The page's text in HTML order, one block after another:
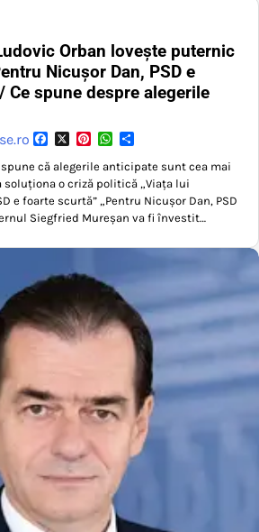
Orban lovește puternic
Nicușor Dan, PSD e
Ce spune despre alegerile
Facebook
X PinterestWhatsApp
că alegerile anticipate sunt cea mai
soluționa o criză politică „Viața lui
e foarte scurtă” „Pentru Nicușor Dan, PSD
Siegfried Mureșan va fi învestit…